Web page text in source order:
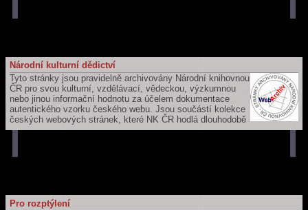
Národní kulturní dědictví
Tyto stránky jsou pravidelně archivovány Národní knihovnou
ČR pro svou kulturní, vzdělávací, vědeckou, výzkumnou
nebo jinou informační hodnotu za účelem dokumentace
autentického vzorku českého webu. Jsou součástí kolekce
českých webových stránek, které NK ČR hodlá dlouhodobě
uchovávat a zpřístupňovat pro budoucí generace. Jejich záznam je
Pro rozptýlení